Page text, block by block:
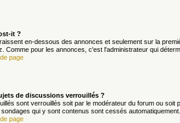
it ?
en-dessous des annonces et seulement sur la
Comme pour les annonces, c'est l'administrateur qui
page
de discussions verrouillés ?
sont verrouillés soit par le modérateur du forum ou
qui y sont contenus sont cessés
page